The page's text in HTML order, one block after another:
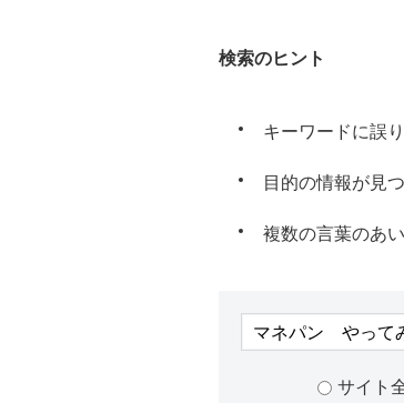
検索のヒント
キーワードに誤
目的の情報が見
複数の言葉のあ
サイト